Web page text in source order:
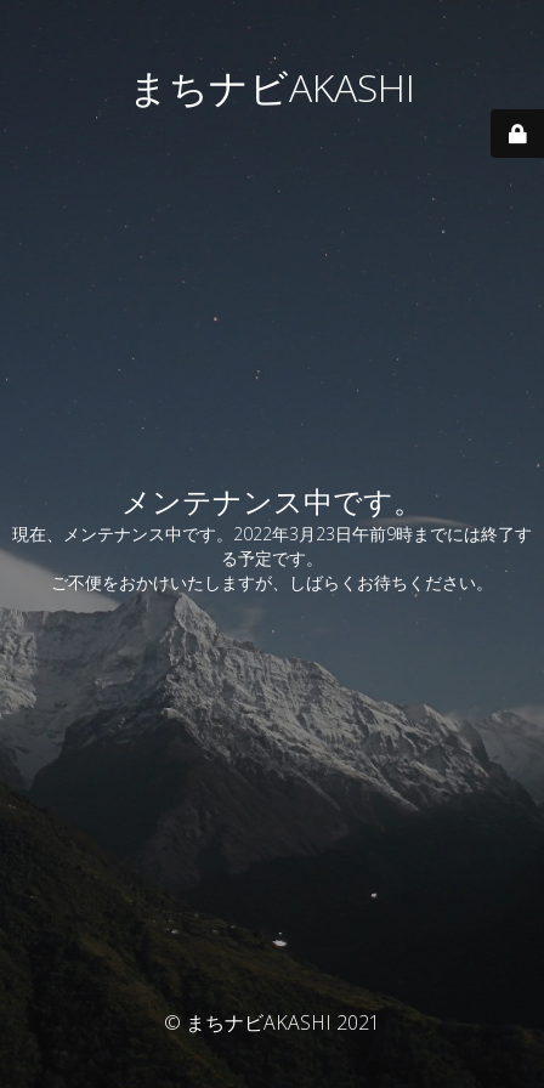
まちナビAKASHI
メンテナンス中です。
現在、メンテナンス中です。2022年3月23日午前9時までには終了す
る予定です。
ご不便をおかけいたしますが、しばらくお待ちください。
© まちナビAKASHI 2021